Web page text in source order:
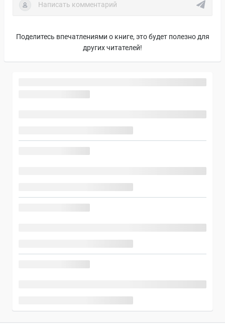
Поделитесь впечатлениями о книге, это будет полезно для
других читателей!